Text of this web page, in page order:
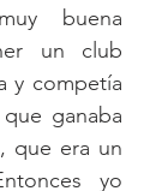
buena
un club
y competía
ganaba
que era un
yo